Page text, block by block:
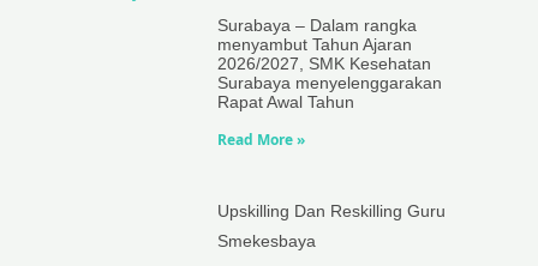
Surabaya – Dalam rangka
menyambut Tahun Ajaran
2026/2027, SMK Kesehatan
Surabaya menyelenggarakan
Rapat Awal Tahun
Read More »
Upskilling Dan Reskilling Guru
Smekesbaya